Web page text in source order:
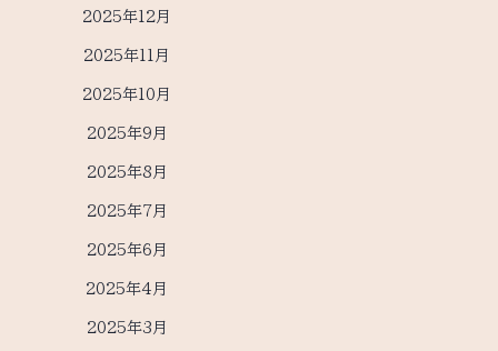
2025年12月
2025年11月
2025年10月
2025年9月
2025年8月
2025年7月
2025年6月
2025年4月
2025年3月